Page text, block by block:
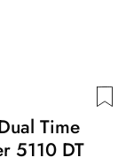
Time
5110 DT